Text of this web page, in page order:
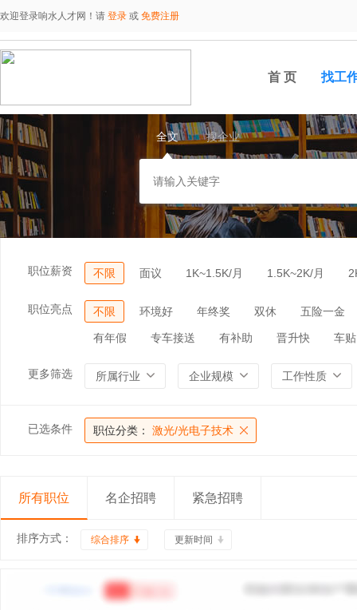
欢迎登录响水人才网！请 登录 或 免费注册
首 页 找工
全文 搜企业
职位薪资 不限 面议 1K~1.5K/月 1.5K~2K/月
职位亮点 不限 环境好 年终奖 双休 五险一金
有年假 专车接送 有补助 晋升快 车贴
更多筛选 所属行业 企业规模 工作性质
已选条件 职位分类： 激光/光电子技术
所有职位 名企招聘 紧急招聘
排序方式： 综合排序 更新时间